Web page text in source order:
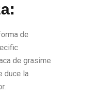
de
de grasime
duce la